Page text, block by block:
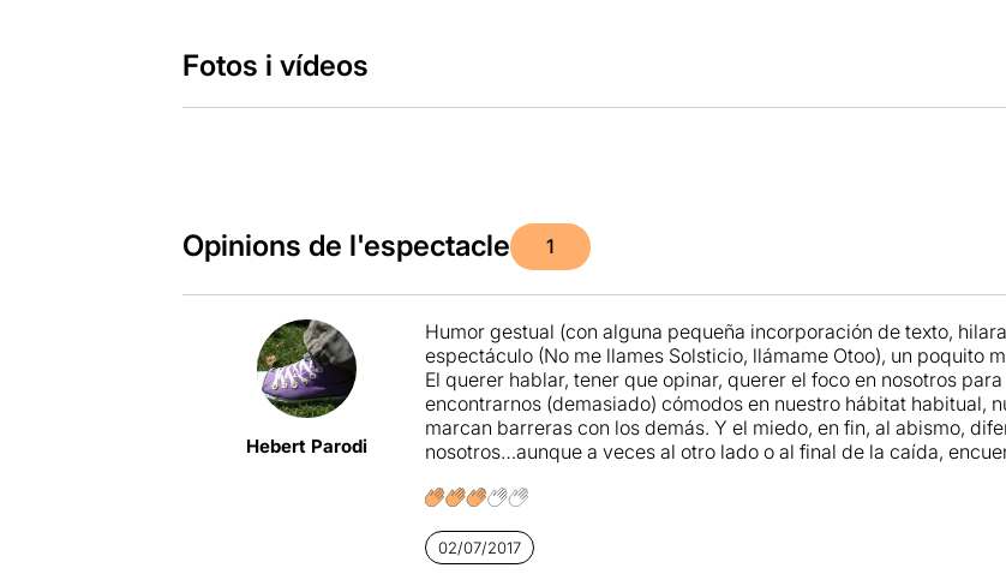
Fotos i vídeos
Opinions de l'espectacle 1
Hebert Parodi
Humor gestual (con alguna pequeña incorporación de texto,
espectáculo (No me llames Solsticio, llámame Otoo), un poquito
El querer hablar, tener que opinar, querer el foco en nosotros
encontrarnos (demasiado) cómodos en nuestro hábitat habitual,
marcan barreras con los demás. Y el miedo, en fin, al abismo,
nosotros…aunque a veces al otro lado o al final de la caída,
02/07/2017